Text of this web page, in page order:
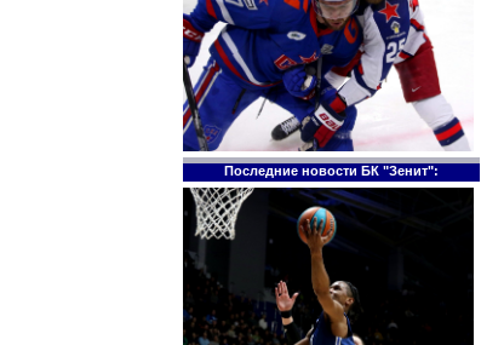
Последние новости БК "Зенит":